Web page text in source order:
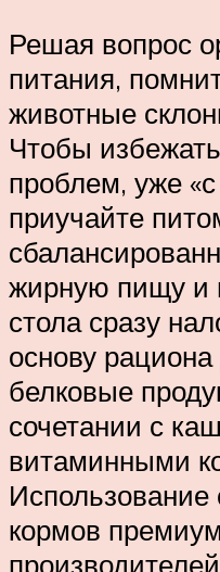
Решая вопрос
питания,
животные
Чтобы
проблем, уже
приучайте
жирную пищу и
стола сразу
основу
белковые
сочетании с
витаминными
Использование
кормов